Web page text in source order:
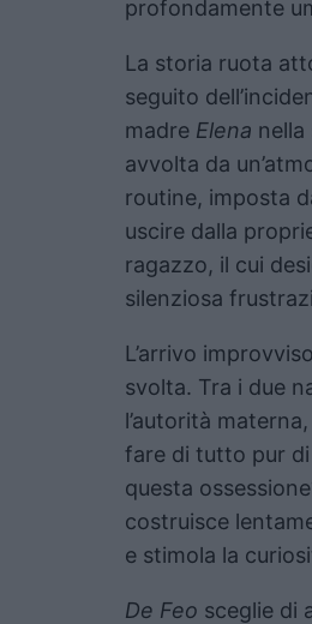
profondamente
La storia ruota
seguito
madre Elena nella
avvolta da
routine, imposta
uscire dalla
ragazzo, il cui
silenziosa
L’arrivo
svolta. Tra i due
l’autorità
fare di tutto pur
questa
costruisce
e stimola la
De Feo sceglie di